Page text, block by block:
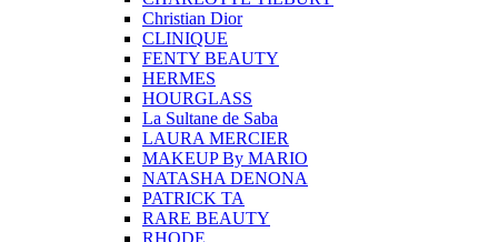
Christian Dior
CLINIQUE
FENTY BEAUTY
HERMES
HOURGLASS
La Sultane de Saba
LAURA MERCIER
MAKEUP By MARIO
NATASHA DENONA
PATRICK TA
RARE BEAUTY
RHODE